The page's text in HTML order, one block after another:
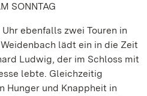
SONNTAG
ebenfalls zwei Touren in
lädt ein in die Zeit
Ludwig, der im Schloss mit
lebte. Gleichzeitig
Hunger und Knappheit in